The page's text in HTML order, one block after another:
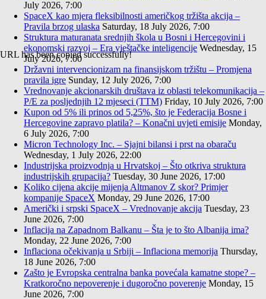
URL has been copied successfully!
July 2026, 7:00
SpaceX kao mjera fleksibilnosti američkog tržišta akcija –
Pravila brzog ulaska Saturday, 18 July 2026, 7:00
Struktura maturanata srednjih škola u Bosni i Hercegovini i
ekonomski razvoj – Era vještačke inteligencije Wednesday, 15
July 2026, 7:00
Državni intervencionizam na finansijskom tržištu – Promjena
pravila igre Sunday, 12 July 2026, 7:00
Vrednovanje akcionarskih društava iz oblasti telekomunikacija –
P/E za posljednjih 12 mjeseci (TTM) Friday, 10 July 2026, 7:00
Kupon od 5% ili prinos od 5,25%, što je Federacija Bosne i
Hercegovine zapravo platila? – Konačni uvjeti emisije Monday,
6 July 2026, 7:00
Micron Technology Inc. – Sjajni bilansi i prst na obaraču
Wednesday, 1 July 2026, 22:00
Industrijska proizvodnja u Hrvatskoj – Što otkriva struktura
industrijskih grupacija? Tuesday, 30 June 2026, 17:00
Koliko cijena akcije mijenja Altmanov Z skor? Primjer
kompanije SpaceX Monday, 29 June 2026, 17:00
Američki i srpski SpaceX – Vrednovanje akcija Tuesday, 23
June 2026, 7:00
Inflacija na Zapadnom Balkanu – Šta je to što Albanija ima?
Monday, 22 June 2026, 7:00
Inflaciona očekivanja u Srbiji – Inflaciona memorija Thursday,
18 June 2026, 7:00
Zašto je Evropska centralna banka povećala kamatne stope? –
Kratkoročno nepoverenje i dugoročno poverenje Monday, 15
June 2026, 7:00